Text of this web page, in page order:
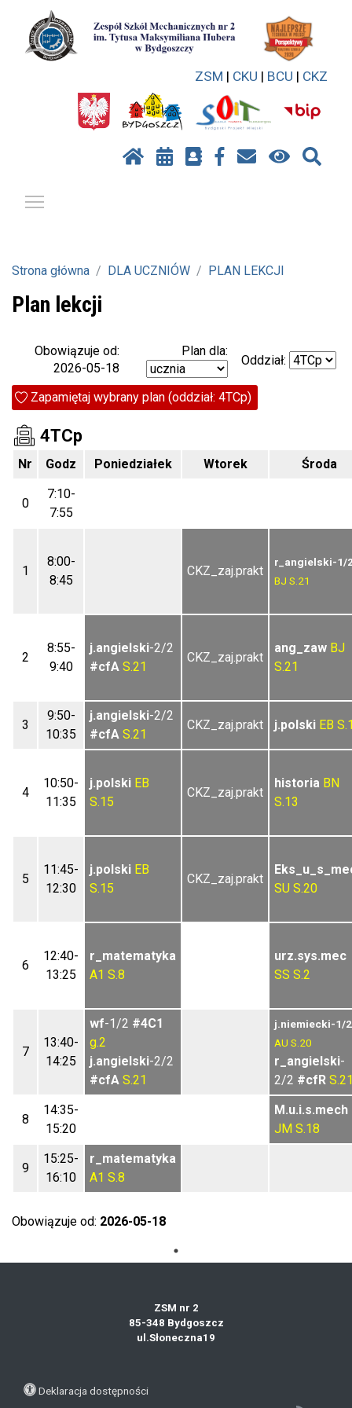
ZSM | CKU | BCU | CKZ
Strona główna DLA UCZNIÓW PLAN LEKCJI
Plan lekcji
Obowiązuje od:
2026-05-18
Plan dla:
Oddział:
Zapamiętaj wybrany plan (oddział: 4TCp)
4TCp
Nr Godz Poniedziałek Wtorek Środa
0
7:10-
7:55
1
8:00-
8:45
CKZ_zaj.prakt
r_angielski-1/
BJ S.21
2
8:55-
9:40
j.angielski-2/2
#cfA S.21
CKZ_zaj.prakt
ang_zaw BJ
S.21
3
9:50-
10:35
j.angielski-2/2
#cfA S.21
CKZ_zaj.prakt j.polski EB
4
10:50-
11:35
j.polski EB
S.15
CKZ_zaj.prakt
historia BN
S.13
5
11:45-
12:30
j.polski EB
S.15
CKZ_zaj.prakt
SU S.20
6
12:40-
13:25
r_matematyka
A1 S.8
urz.sys.mec
SS S.2
7
13:40-
14:25
wf-1/2 #4C1
g.2
j.angielski-2/2
#cfA S.21
j.niemiecki-1/2
AU S.20
r_angielski-
2/2 #cfR
8
14:35-
15:20
M.u.i.s.mech
JM S.18
9
15:25-
16:10
r_matematyka
A1 S.8
Obowiązuje od: 2026-05-18
ZSM nr 2
85-348 Bydgoszcz
ul.Słoneczna19
Deklaracja dostępności